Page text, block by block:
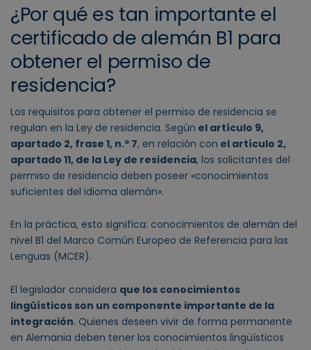
¿Por qué es tan importante el
certificado de alemán B1 para
obtener el permiso de
residencia?
Los requisitos para obtener el permiso de residencia se
regulan en la Ley de residencia. Según el artículo 9,
apartado 2, frase 1, n.º 7, en relación con el artículo 2,
apartado 11, de la Ley de residencia, los solicitantes del
permiso de residencia deben poseer «conocimientos
suficientes del idioma alemán».
En la práctica, esto significa: conocimientos de alemán del
nivel B1 del Marco Común Europeo de Referencia para las
Lenguas (MCER).
El legislador considera que los conocimientos
lingüísticos son un componente importante de la
integración. Quienes deseen vivir de forma permanente
en Alemania deben tener los conocimientos lingüísticos